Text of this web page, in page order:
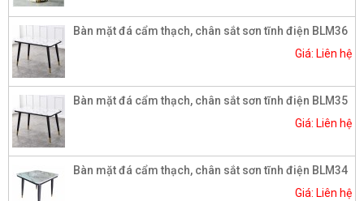
Bàn mặt đá cẩm thạch, chân sắt sơn tĩnh điện BLM36
Giá: Liên hệ
Bàn mặt đá cẩm thạch, chân sắt sơn tĩnh điện BLM35
Giá: Liên hệ
Bàn mặt đá cẩm thạch, chân sắt sơn tĩnh điện BLM34
Giá: Liên hệ